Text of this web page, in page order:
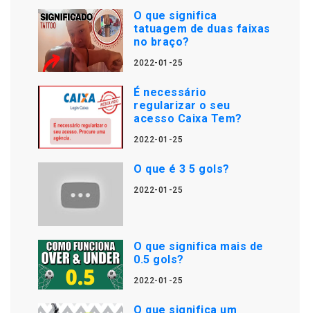
O que significa
tatuagem de duas faixas
no braço?
2022-01-25
É necessário
regularizar o seu
acesso Caixa Tem?
2022-01-25
O que é 3 5 gols?
2022-01-25
O que significa mais de
0.5 gols?
2022-01-25
O que significa um